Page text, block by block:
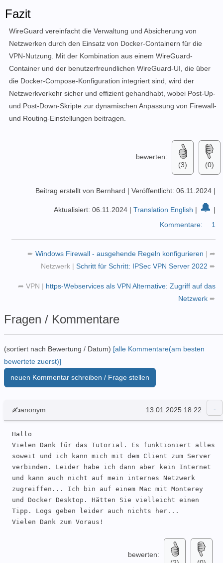
Fazit
WireGuard vereinfacht die Verwaltung und Absicherung von
Netzwerken durch den Einsatz von Docker-Containern für die
VPN-Nutzung. Mit der Kombination aus einem WireGuard-
Container und der benutzerfreundlichen WireGuard-UI, die über
die Docker-Compose-Konfiguration integriert sind, wird der
Netzwerkverkehr sicher und effizient gehandhabt, wobei Post-Up-
und Post-Down-Skripte zur dynamischen Anpassung von Firewall-
und Routing-Einstellungen beitragen.
bewerten:
(3)
(0)
Beitrag erstellt von Bernhard | Veröffentlicht: 06.11.2024 |
Aktualisiert: 06.11.2024 | Translation English | 🔔 |
Kommentare:
1
➨ Windows Firewall - ausgehende Regeln konfigurieren | ➦
Netzwerk | Schritt für Schritt: IPSec VPN Server 2022 ➨
➦ VPN | https-Webservices als VPN Alternative: Zugriff auf das
Netzwerk ➨
Fragen / Kommentare
(sortiert nach Bewertung / Datum) [alle Kommentare(am besten
bewertete zuerst)]
neuen Kommentar schreiben / Frage stellen
✍anonym 13.01.2025 18:22
Hallo
Vielen Dank für das Tutorial. Es funktioniert alles
soweit und ich kann mich mit dem Client zum Server
verbinden. Leider habe ich dann aber kein Internet
und kann auch nicht auf mein internes Netzwerk
zugreiffen... Ich bin auf einem Mac mit Monterey
und Docker Desktop. Hätten Sie vielleicht einen
Tipp. Logs geben leider auch nichts her...
Vielen Dank zum Voraus!
bewerten: